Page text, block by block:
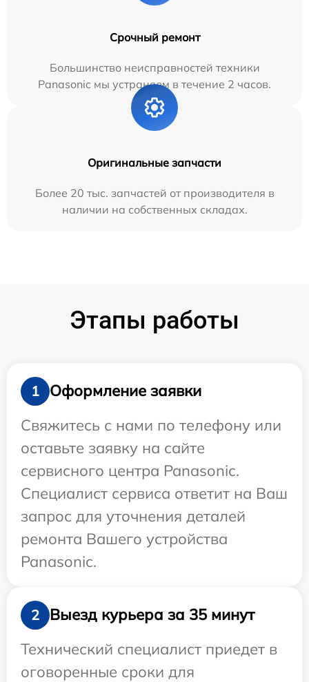
Срочный ремонт
Большинство неисправностей техники
Panasonic мы устраняем в течение 2 часов.
Оригинальные запчасти
Более 20 тыс. запчастей от производителя в
наличии на собственных складах.
Этапы работы
1
Оформление заявки
Свяжитесь с нами по телефону или
оставьте заявку на сайте
сервисного центра Panasonic.
Специалист сервиса ответит на Ваш
запрос для уточнения деталей
ремонта Вашего устройства
Panasonic.
2
Выезд курьера за 35 минут
Технический специалист приедет в
оговоренные сроки для